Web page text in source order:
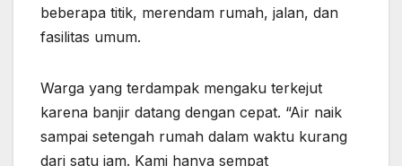
beberapa titik, merendam rumah, jalan, dan
fasilitas umum.
Warga yang terdampak mengaku terkejut
karena banjir datang dengan cepat. “Air naik
sampai setengah rumah dalam waktu kurang
dari satu jam. Kami hanya sempat